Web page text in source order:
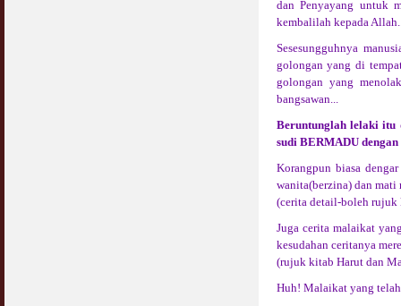
dan Penyayang untuk
kembalilah kepada
Sesesungguhnya
golongan yang di
golongan yang
bangsawan...
Beruntunglah lelaki itu
sudi BERMADU
Korangpun biasa
wanita(berzina) dan mati
(cerita detail-boleh rujuk
Juga cerita malaikat
kesudahan ceritanya
(rujuk kitab Harut dan
Huh! Malaikat yang telah